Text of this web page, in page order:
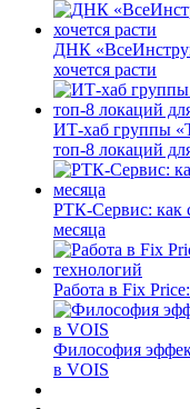
ДНК
хочется расти
ИТ-хаб группы
топ-8 локаций
РТК-Сервис: как
месяца
Работа в Fix
Философия
в VOIS